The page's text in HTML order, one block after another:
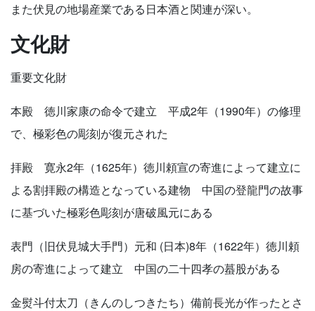
また伏見の地場産業である日本酒と関連が深い。
文化財
重要文化財
本殿 徳川家康の命令で建立 平成2年（1990年）の修理
で、極彩色の彫刻が復元された
拝殿 寛永2年（1625年）徳川頼宣の寄進によって建立に
よる割拝殿の構造となっている建物 中国の登龍門の故事
に基づいた極彩色彫刻が唐破風元にある
表門（旧伏見城大手門）元和 (日本)8年（1622年）徳川頼
房の寄進によって建立 中国の二十四孝の蟇股がある
金熨斗付太刀（きんのしつきたち）備前長光が作ったとさ